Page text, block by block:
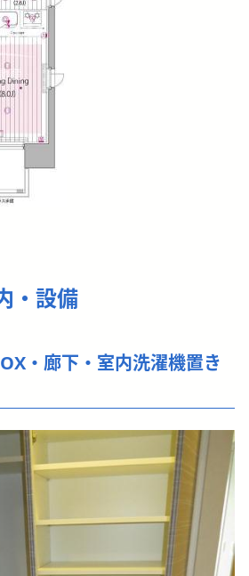
・設備
・廊下・室内洗濯機置き